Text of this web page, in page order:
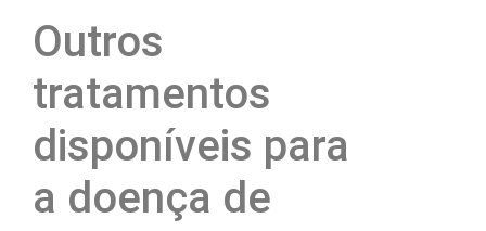
Outros
tratamentos
disponíveis para
a doença de